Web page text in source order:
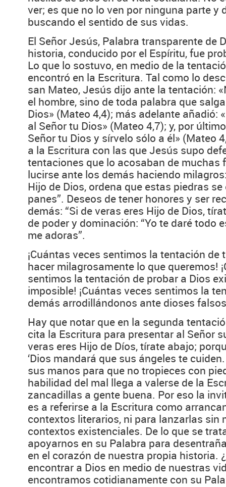
ver; es que no lo ven por ninguna parte y
buscando el sentido de sus vidas.
El Señor Jesús, Palabra transparente de
historia, conducido por el Espíritu, fue
Lo que lo sostuvo, en medio de la
encontró en la Escritura. Tal como lo
san Mateo, Jesús dijo ante la tentación:
el hombre, sino de toda palabra que
Dios» (Mateo 4,4); más adelante añadió:
al Señor tu Dios» (Mateo 4,7); y, por
Señor tu Dios y sírvelo sólo a él» (Mateo
a la Escritura con las que Jesús supo
tentaciones que lo acosaban de muchas
lucirse ante los demás haciendo
Hijo de Dios, ordena que estas piedras
panes”. Deseos de tener honores y ser
demás: “Si de veras eres Hijo de Dios,
de poder y dominación: “Yo te daré todo
me adoras”.
¡Cuántas veces sentimos la tentación de
hacer milagrosamente lo que queremos!
sentimos la tentación de probar a Dios
imposible! ¡Cuántas veces sentimos la
demás arrodillándonos ante dioses
Hay que notar que en la segunda
cita la Escritura para presentar al Señor
veras eres Hijo de Díos, tírate abajo;
‘Dios mandará que sus ángeles te
sus manos para que no tropieces con
habilidad del mal llega a valerse de la
zancadillas a gente buena. Por eso la
es a referirse a la Escritura como
contextos literarios, ni para lanzarlas sin
contextos existenciales. De lo que se
apoyarnos en su Palabra para
en el corazón de nuestra propia historia.
encontrar a Dios en medio de nuestras
encontramos cotidianamente con su